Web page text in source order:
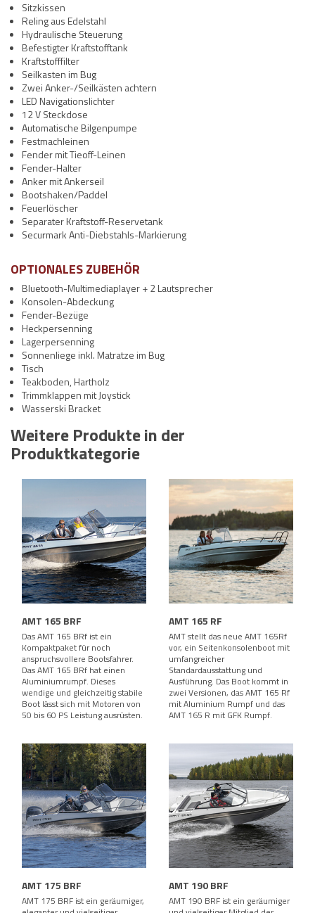
Sitzkissen
Reling aus Edelstahl
Hydraulische Steuerung
Befestigter Kraftstofftank
Kraftstofffilter
Seilkasten im Bug
Zwei Anker-/Seilkästen achtern
LED Navigationslichter
12 V Steckdose
Automatische Bilgenpumpe
Festmachleinen
Fender mit Tieoff-Leinen
Fender-Halter
Anker mit Ankerseil
Bootshaken/Paddel
Feuerlöscher
Separater Kraftstoff-Reservetank
Securmark Anti-Diebstahls-Markierung
OPTIONALES ZUBEHÖR
Bluetooth-Multimediaplayer + 2 Lautsprecher
Konsolen-Abdeckung
Fender-Bezüge
Heckpersenning
Lagerpersenning
Sonnenliege inkl. Matratze im Bug
Tisch
Teakboden, Hartholz
Trimmklappen mit Joystick
Wasserski Bracket
Weitere Produkte in der
Produktkategorie
AMT 165 BRF
Das AMT 165 BRf ist ein
Kompaktpaket für noch
anspruchsvollere Bootsfahrer.
Das AMT 165 BRf hat einen
Aluminiumrumpf. Dieses
wendige und gleichzeitig stabile
Boot lässt sich mit Motoren von
50 bis 60 PS Leistung ausrüsten.
AMT 165 RF
AMT stellt das neue AMT 165Rf
vor, ein Seitenkonsolenboot mit
umfangreicher
Standardausstattung und
Ausführung. Das Boot kommt in
zwei Versionen, das AMT 165 Rf
mit Aluminium Rumpf und das
AMT 165 R mit GFK Rumpf.
AMT 175 BRF
AMT 175 BRF ist ein geräumiger,
AMT 190 BRF
AMT 190 BRF ist ein geräumiger